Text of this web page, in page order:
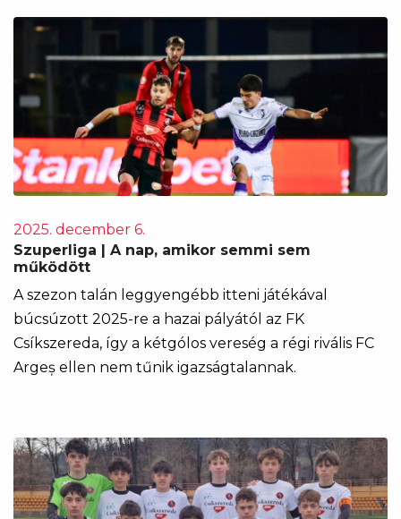
2025. december 6.
Szuperliga | A nap, amikor semmi sem
működött
A szezon talán leggyengébb itteni játékával
búcsúzott 2025-re a hazai pályától az FK
Csíkszereda, így a kétgólos vereség a régi rivális FC
Argeș ellen nem tűnik igazságtalannak.